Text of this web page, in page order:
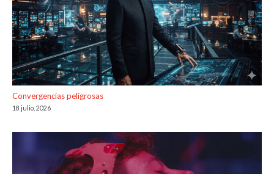
Convergencias peligrosas
18 julio, 2026